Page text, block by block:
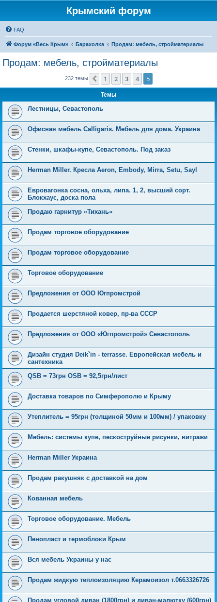
Крымский форум
FAQ
Форум «Весь Крым» Барахолка Продам: мебель, стройматериалы
Продам: мебель, стройматериалы
232 темы Пред.
1 2 3 4 5
Темы
Лестницы, Севастополь
Офисная мебель Calligaris. Мебель для дома. Украина
Стенки, шкафы-купе, Севастополь. Под заказ
Herman Miller. Кресла Aeron, Embody, Mirra, Setu, Sayl
Евровагонка сосна, ольха, липа. 1, 2, высший сорт.
Блокхаус, доска пола
Продаю гарнитур «Тихань»
Продам торговое оборудование
Продам торговое оборудование
Торговое оборудование
Предложения от ООО Югпромстрой
Продается шерстяной ковер, пр-ва СССP
Предложения от ООО «Югпромстрой» Севастополь
Дизайн студия Deik`in - terrasse. Европейская мебель и
сантехника
QSB = 73грн OSB = 92,5грн/лист
Доставка товаров по Симферополю и Крыму
Утеплитель = 95грн (толщиной 50мм и 100мм) / упаковку
Мебель: системы купе, пескоструйные рисунки, витражи
Herman Miller Украина
Продам ракушняк с доставкой на дом
Кованная мебель
Торговое оборудование. Мебель
Пенопласт и термоблоки Крым
Вся мебель Украины у нас
Продам жидкую теплоизоляцию Керамоизол т.0663326726
Продам угловой диван (1800грн) и диван-малютку (600грн)